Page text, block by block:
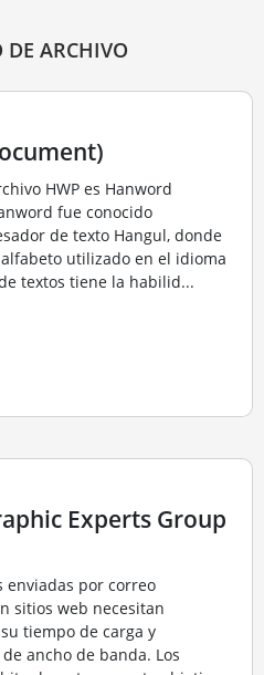
DE ARCHIVO
HWP es Hanword
fue conocido
de texto Hangul, donde
utilizado en el idioma
textos tiene la habilid...
Experts Group
enviadas por correo
sitios web necesitan
tiempo de carga y
ancho de banda. Los